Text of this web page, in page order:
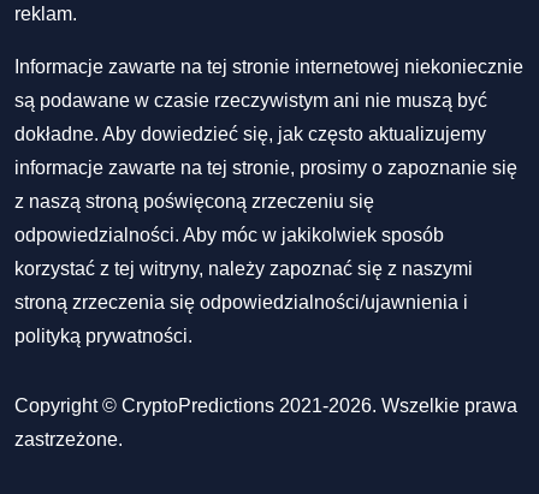
reklam.
Informacje zawarte na tej stronie internetowej niekoniecznie
są podawane w czasie rzeczywistym ani nie muszą być
dokładne. Aby dowiedzieć się, jak często aktualizujemy
informacje zawarte na tej stronie, prosimy o zapoznanie się
z naszą stroną poświęconą zrzeczeniu się
odpowiedzialności. Aby móc w jakikolwiek sposób
korzystać z tej witryny, należy zapoznać się z naszymi
stroną zrzeczenia się odpowiedzialności/ujawnienia i
polityką prywatności.
Copyright © CryptoPredictions 2021-2026. Wszelkie prawa
zastrzeżone.